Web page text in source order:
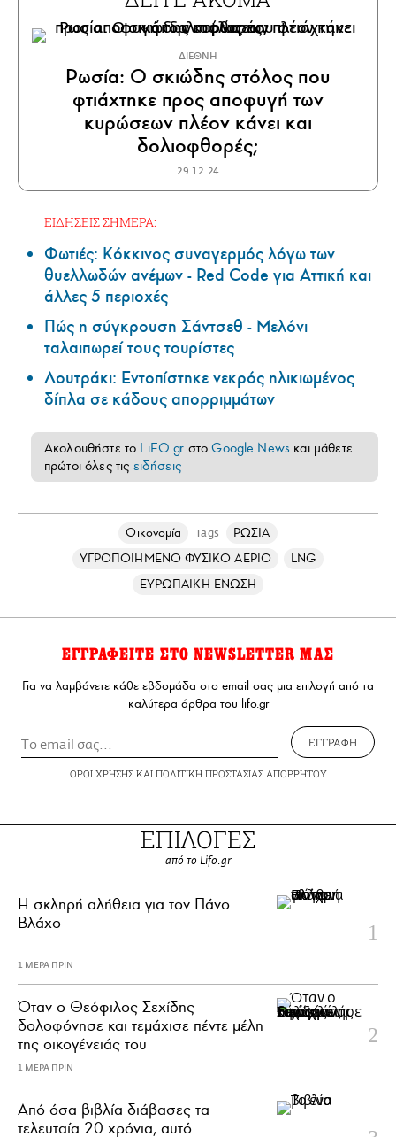
ΔΙΕΘΝΗ
Ρωσία: Ο σκιώδης στόλος που
φτιάχτηκε προς αποφυγή των
κυρώσεων πλέον κάνει και
δολιοφθορές;
29.12.24
ΕΙΔΗΣΕΙΣ ΣΗΜΕΡΑ:
Φωτιές: Κόκκινος συναγερμός λόγω των
θυελλωδών ανέμων - Red Code για Αττική και
άλλες 5 περιοχές
Πώς η σύγκρουση Σάντσεθ - Μελόνι
ταλαιπωρεί τους τουρίστες
Λουτράκι: Εντοπίστηκε νεκρός ηλικιωμένος
δίπλα σε κάδους απορριμμάτων
Ακολουθήστε το LiFO.gr στοGoogle News και μάθετε
πρώτοι όλες τις ειδήσεις
Οικονομία Tags
ΡΩΣΙΑ
ΥΓΡΟΠΟΙΗΜΕΝΟ ΦΥΣΙΚΟ ΑΕΡΙΟ
LNG
ΕΥΡΩΠΑΙΚΗ ΕΝΩΣΗ
ΕΓΓΡΑΦΕΙΤΕ ΣΤΟ NEWSLETTER ΜΑΣ
Για να λαμβάνετε κάθε εβδομάδα στο email σας μια επιλογή από τα
καλύτερα άρθρα του lifo.gr
ΕΓΓΡΑΦΗ
ΟΡΟΙ ΧΡΗΣΗΣΚΑΙ ΠΟΛΙΤΙΚΗ ΠΡΟΣΤΑΣΙΑΣ ΑΠΟΡΡΗΤΟΥ
ΕΠΙΛΟΓΕΣ
από το Lifo.gr
H σκληρή αλήθεια για τον Πάνο
Βλάχο
1 ΜΕΡΑ ΠΡΙΝ
Όταν ο Θεόφιλος Σεχίδης
δολοφόνησε και τεμάχισε πέντε μέλη
της οικογένειάς του
1 ΜΕΡΑ ΠΡΙΝ
Από όσα βιβλία διάβασες τα
τελευταία 20 χρόνια, αυτό